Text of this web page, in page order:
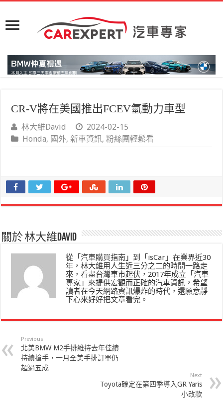
CR-V將在美國推出FCEV氫動力車型
林大維David
2024-02-15
Honda, 國外,新車資訊,粉絲團輕鬆看
關於 林大維David
從「汽車購買指南」到「isCar」在業界近30
年，林大維用人生近三分之二的時間一路走
來，看盡台灣車市起伏，2017年成立「汽車
專家」來提供宏觀而正確的汽車資訊，希望
讀者在今天網路資訊爆炸的時代，還願意靜
下心來好好把文章看完。
Previous
北美BMW M2手排維持去年佳績
持續搶手，一月全美手排訂單仍
超過五成
Next
Toyota確定在第四季導入GR Yaris
小改款